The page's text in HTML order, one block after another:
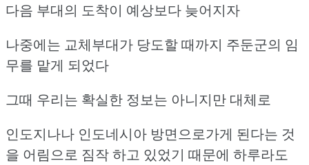
다음 부대의 도착이 예상보다 늦어지자
나중에는 교체부대가 당도할 때까지 주둔군의 임
무를 맡게 되었다
그때 우리는 확실한 정보는 아니지만 대체로
인도지나나 인도네시아 방면으로가게 된다는 것
을 어림으로 짐작 하고 있었기 때문에 하루라도